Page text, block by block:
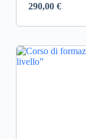
290,00 €